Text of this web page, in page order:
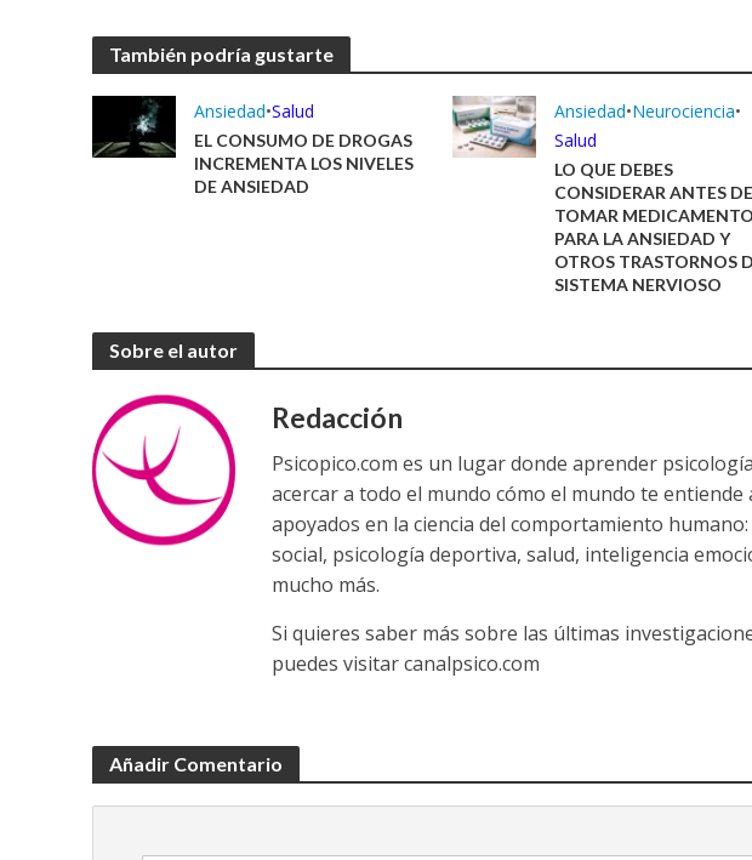
También podría gustarte
Ansiedad•Salud
EL CONSUMO DE DROGAS
INCREMENTA LOS NIVELES
DE ANSIEDAD
Ansiedad•Neurociencia•
Salud
LO QUE DEBES
CONSIDERAR ANTES DE
TOMAR
PARA LA ANSIEDAD Y
OTROS TRASTORNOS
SISTEMA NERVIOSO
Sobre el autor
Redacción
Psicopico.com es un lugar donde aprender
acercar a todo el mundo cómo el mundo te
apoyados en la ciencia del comportamiento
social, psicología deportiva, salud, inteligencia
mucho más.
Si quieres saber más sobre las últimas
puedes visitar canalpsico.com
Añadir Comentario